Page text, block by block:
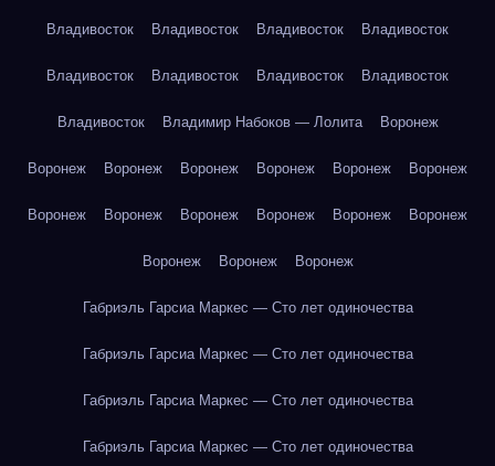
Владивосток Владивосток Владивосток Владивосток
Владивосток Владивосток Владивосток Владивосток
Владивосток Владимир Набоков — Лолита Воронеж
Воронеж Воронеж Воронеж Воронеж Воронеж Воронеж
Воронеж Воронеж Воронеж Воронеж Воронеж Воронеж
Воронеж Воронеж Воронеж
Габриэль Гарсиа Маркес — Сто лет одиночества
Габриэль Гарсиа Маркес — Сто лет одиночества
Габриэль Гарсиа Маркес — Сто лет одиночества
Габриэль Гарсиа Маркес — Сто лет одиночества